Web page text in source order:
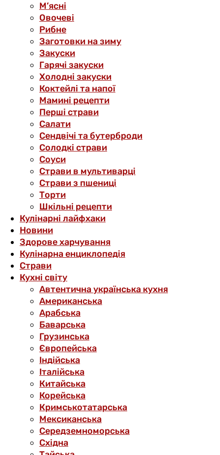
М’ясні
Овочеві
Рибне
Заготовки на зиму
Закуски
Гарячі закуски
Холодні закуски
Коктейлі та напої
Мамині рецепти
Перші страви
Салати
Сендвічі та бутерброди
Солодкі страви
Соуси
Страви в мультиварці
Страви з пшениці
Торти
Шкільні рецепти
Кулінарні лайфхаки
Новини
Здорове харчування
Кулінарна енциклопедія
Страви
Кухні світу
Автентична українська кухня
Американська
Арабська
Баварська
Грузинська
Європейська
Індійська
Італійська
Китайська
Корейська
Кримськотатарська
Мексиканська
Середземноморська
Східна